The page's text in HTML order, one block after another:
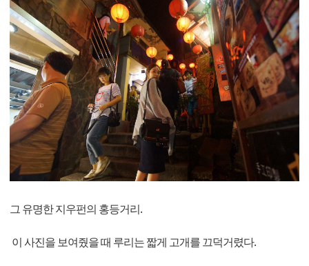
그 유명한 지우펀의 홍등거리.
이 사진을 보여줬을 때 루리는 짧게 고개를 끄덕거렸다.